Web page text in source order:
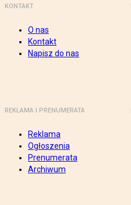
KONTAKT
O nas
Kontakt
Napisz do nas
REKLAMA I PRENUMERATA
Reklama
Ogłoszenia
Prenumerata
Archiwum